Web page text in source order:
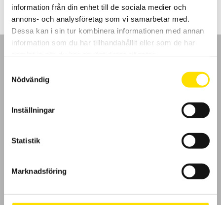
information från din enhet till de sociala medier och
annons- och analysföretag som vi samarbetar med.
Dessa kan i sin tur kombinera informationen med annan
information som du har tillhandahållit eller som de har
Nödvändig
Inställningar
Statistik
Marknadsföring